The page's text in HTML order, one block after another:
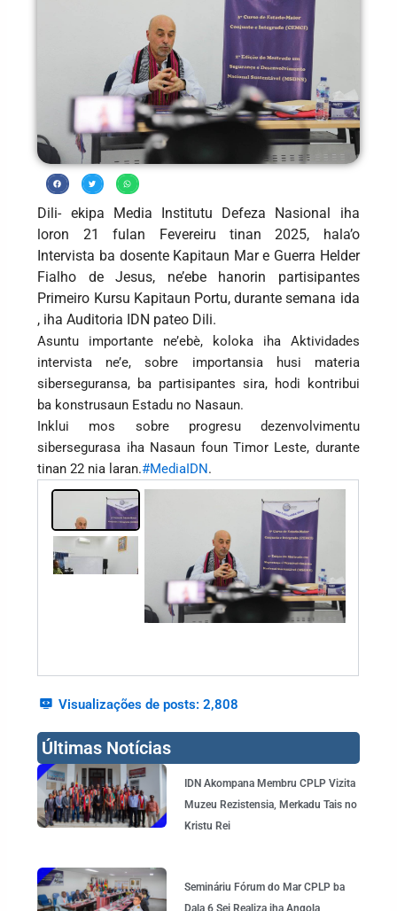
Dili- ekipa Media Institutu Defeza Nasional iha
loron 21 fulan Fevereiru tinan 2025, hala’o
Intervista ba dosente Kapitaun Mar e Guerra Helder
Fialho de Jesus, ne’ebe hanorin partisipantes
Primeiro Kursu Kapitaun Portu, durante semana ida
, iha Auditoria IDN pateo Dili.
Asuntu importante ne’ebè, koloka iha Aktividades
intervista ne’e, sobre importansia husi materia
siberseguransa, ba partisipantes sira, hodi kontribui
ba konstrusaun Estadu no Nasaun.
Inklui mos sobre progresu dezenvolvimentu
sibersegurasa iha Nasaun foun Timor Leste, durante
tinan 22 nia laran.#MediaIDN.
Visualizações de posts: 2,808
Últimas Notícias
IDN Akompana Membru CPLP Vizita
Muzeu Rezistensia, Merkadu Tais no
Kristu Rei
Semináriu Fórum do Mar CPLP ba
Dala 6 Sei Realiza iha Angola
Page